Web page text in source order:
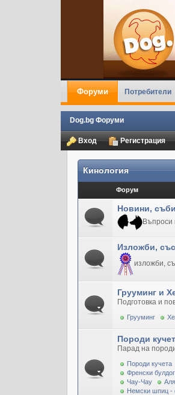
Форуми Потребители
Dog.bg Форуми
Вход Регистрация
Кинология
Форум
Новини,
Въпроси
Изложби,
изложби,
Грууминг и
Подготовка и
Грууминг
Породи
Парад на
Породи кучета
Френски булдог
Чау-Чау
Немски шпиц -